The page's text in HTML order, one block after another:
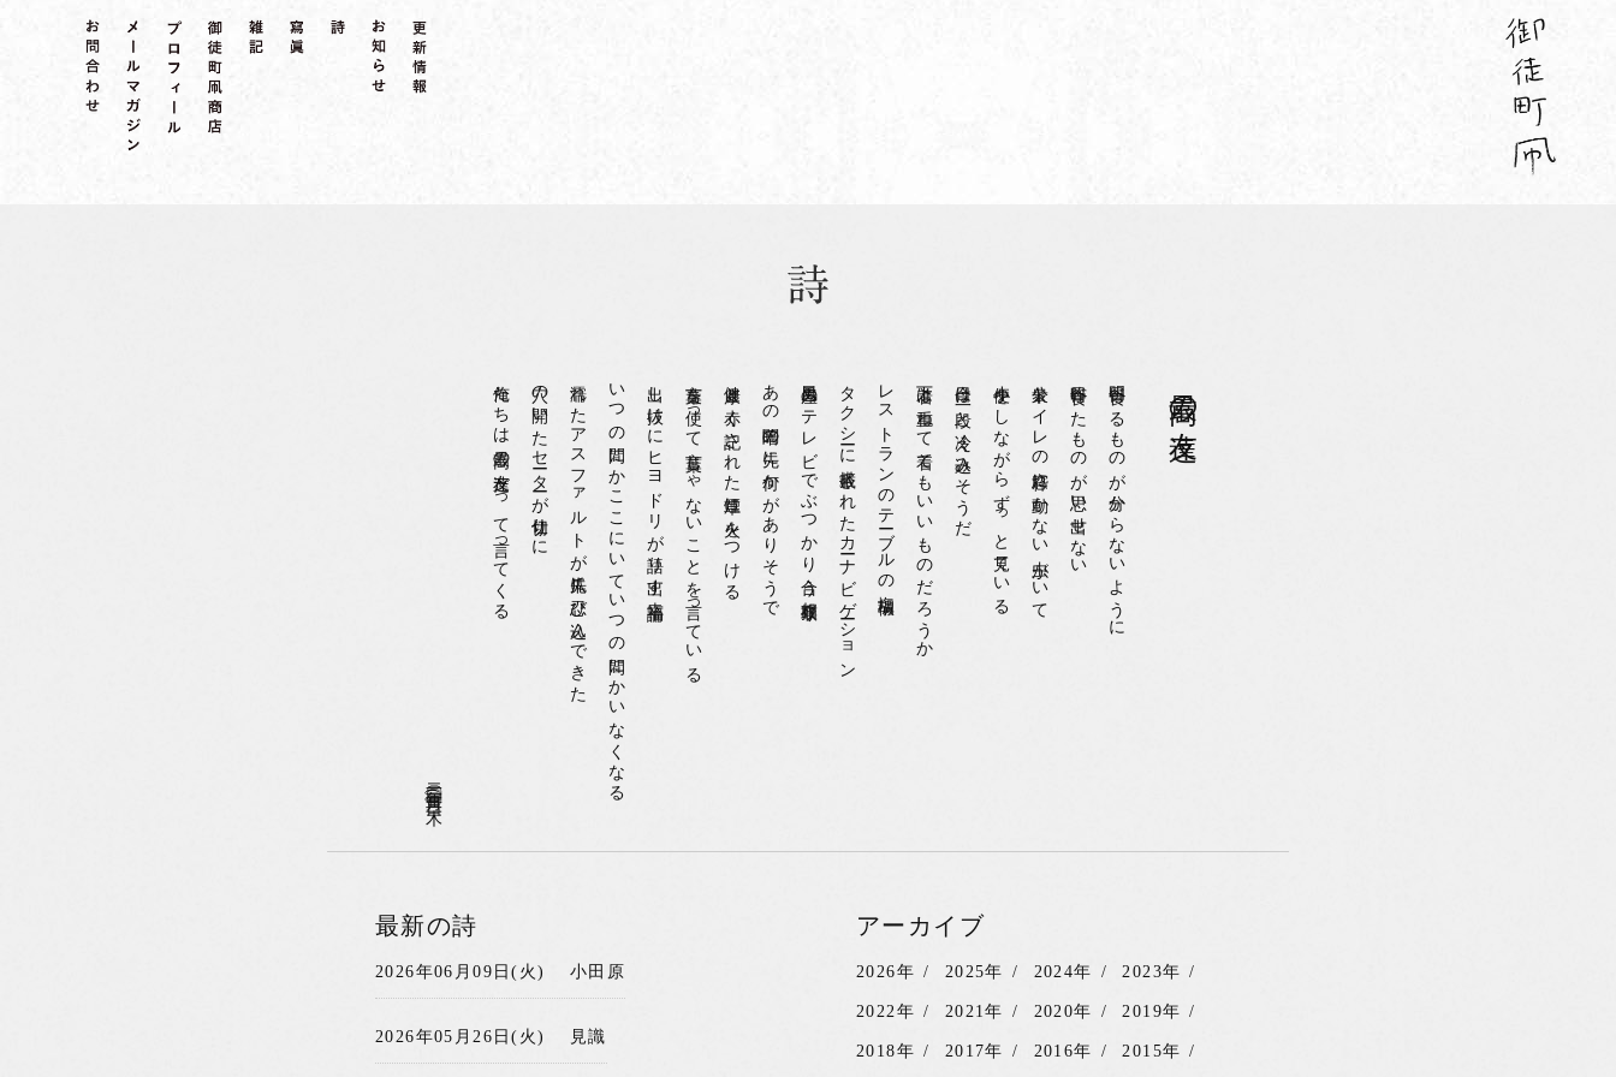
最高の友達
明日食べるものが分からないように
昨日食べたものが思い出せない
公衆トイレの窓枠に動かない虫がいて
小便をしながらずっと見ている
今日は一段と冷え込みそうだ
下着は重ねて着てもいいものだろうか
レストランのテーブルの塩胡椒
タクシーに搭載されたカーナビゲーション
風呂屋のテレビでぶつかり合う相撲取り
あの暗闇の先に何かがありそうで
健康と赤く記された煙草に火をつける
言葉を使って言葉じゃないことを言っている
出し抜けにヒヨドリが語り出す幸福論
いつの間にかここにいていつの間にかいなくなる
濡れたアスファルトが爪先に忍び込んできた
穴の開いたセーターが仕切りに
俺たちは最高の友達だって言ってくる
二〇二〇年〇一月二三日(木)
最新の詩
2026年06月09日(火) 小田原
2026年05月26日(火) 見識
アーカイブ
2026年 2025年 2024年 2023年
2022年 2021年 2020年 2019年
2018年 2017年 2016年 2015年